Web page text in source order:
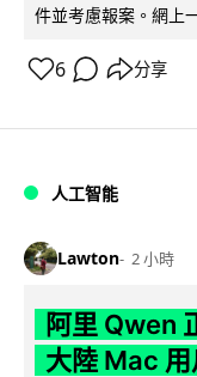
件並考慮報案。網上
6 分享
人工智能
Lawton 2 小時
阿里 Qwen
大陸 Mac 用